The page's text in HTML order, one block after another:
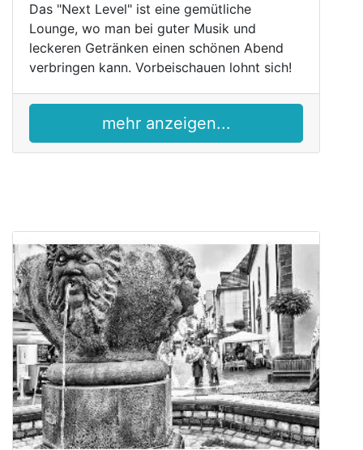
Das "Next Level" ist eine gemütliche
Lounge, wo man bei guter Musik und
leckeren Getränken einen schönen Abend
verbringen kann. Vorbeischauen lohnt sich!
mehr anzeigen...